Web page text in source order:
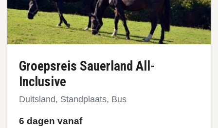
Groepsreis Sauerland All-
Inclusive
Duitsland, Standplaats, Bus
6 dagen vanaf